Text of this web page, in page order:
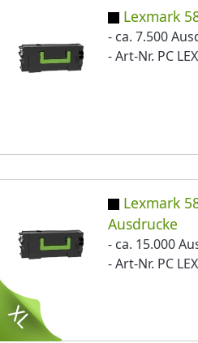
Lexmark
- ca. 7.500
- Art-Nr. PC
Lexmark
Ausdrucke
- ca. 15.000
- Art-Nr. PC